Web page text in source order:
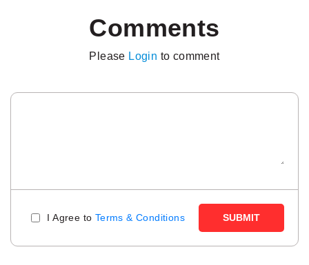
Comments
Please Login to comment
I Agree to Terms & Conditions SUBMIT